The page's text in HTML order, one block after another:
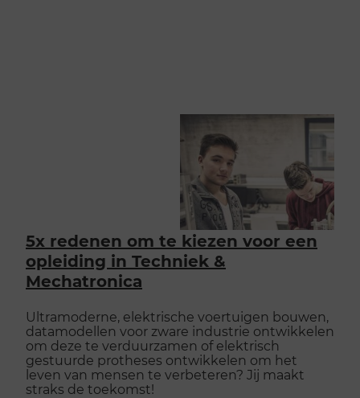
5x redenen om te kiezen voor een
opleiding in Techniek &
Mechatronica
Ultramoderne, elektrische voertuigen bouwen,
datamodellen voor zware industrie ontwikkelen
om deze te verduurzamen of elektrisch
gestuurde protheses ontwikkelen om het
leven van mensen te verbeteren? Jij maakt
straks de toekomst!